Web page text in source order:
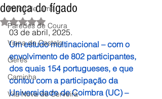
Ponte de Lima
Paredes de Coura
Viana do Castelo
Gerês
Caminha
Vila Nova de Cerveira
doença do fígado
Avaliado com NaN de 5 estrelas.
03 de abril, 2025.
Um estudo multinacional – com o
envolvimento de 802 participantes,
dos quais 154 portugueses, e que
contou com a participação da
Universidade de Coimbra (UC) –